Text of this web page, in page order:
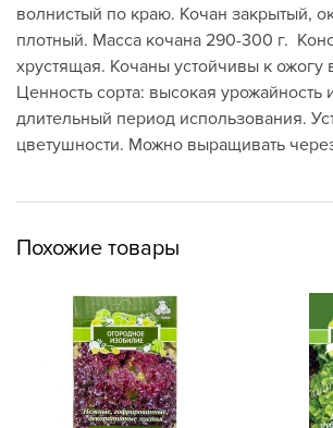
волнистый по краю. Кочан закрытый,
плотный. Масса кочана 290-300 г.
хрустящая. Кочаны устойчивы к ожогу
Ценность сорта: высокая урожайность
длительный период использования.
цветушности. Можно выращивать
Похожие товары